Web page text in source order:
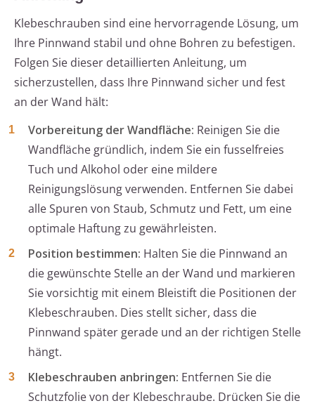
Klebeschrauben sind eine hervorragende Lösung, um
Ihre Pinnwand stabil und ohne Bohren zu befestigen.
Folgen Sie dieser detaillierten Anleitung, um
sicherzustellen, dass Ihre Pinnwand sicher und fest
an der Wand hält:
Vorbereitung der Wandfläche: Reinigen Sie die
Wandfläche gründlich, indem Sie ein fusselfreies
Tuch und Alkohol oder eine mildere
Reinigungslösung verwenden. Entfernen Sie dabei
alle Spuren von Staub, Schmutz und Fett, um eine
optimale Haftung zu gewährleisten.
Position bestimmen: Halten Sie die Pinnwand an
die gewünschte Stelle an der Wand und markieren
Sie vorsichtig mit einem Bleistift die Positionen der
Klebeschrauben. Dies stellt sicher, dass die
Pinnwand später gerade und an der richtigen Stelle
hängt.
Klebeschrauben anbringen: Entfernen Sie die
Schutzfolie von der Klebeschraube. Drücken Sie die